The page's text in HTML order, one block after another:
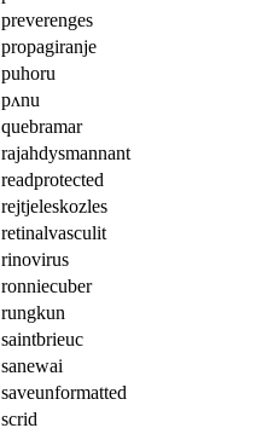
preverenges
propagiranje
puhoru
pʌnu
quebramar
rajahdysmannant
readprotected
rejtjeleskozles
retinalvasculit
rinovirus
ronniecuber
rungkun
saintbrieuc
sanewai
saveunformatted
scrid